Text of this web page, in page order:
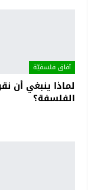
آفاق فلسفيّة‎
لماذا ينبغي أن
الفلسفة؟